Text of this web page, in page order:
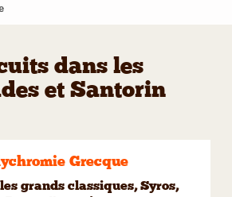
dans les
et Santorin
Grecque
grands classiques, Syros,